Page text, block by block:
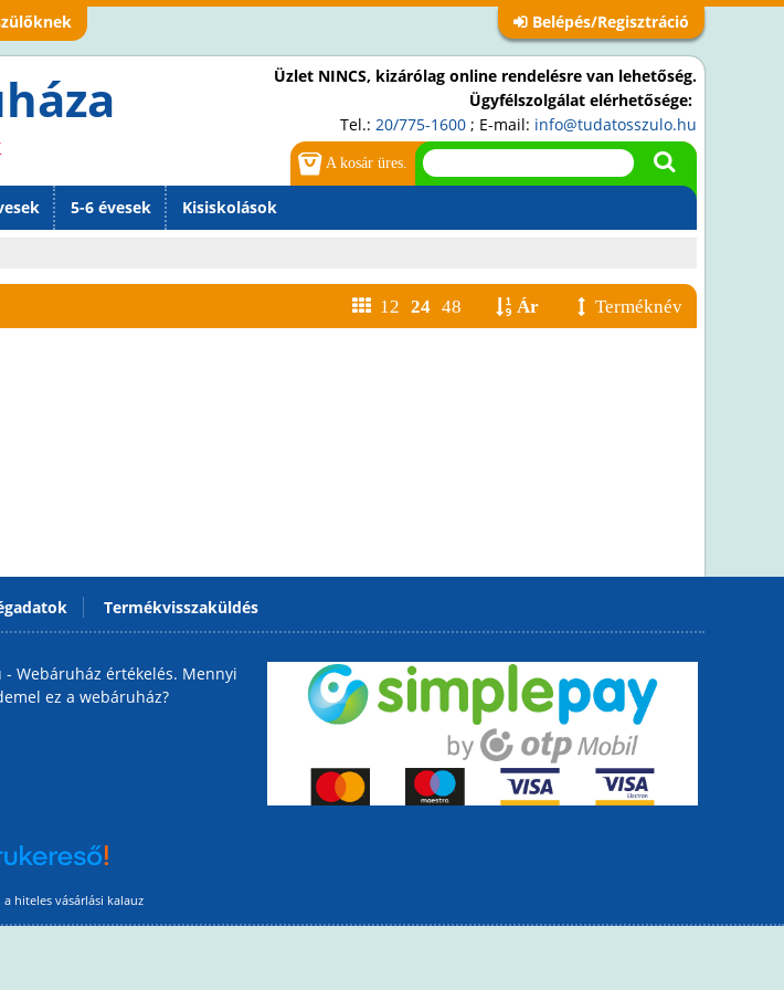
to navigation Belépés/Regisztráció
Üzlet NINCS, kizárólag online rendelésre van lehetőség.
Ügyfélszolgálat elérhetősége:
Tel.: 20/775-1600 ; E-mail: info@tudatosszulo.hu
12 24 48 Ár
Terméknév
A kosár üres.
5-6 évesek Kisiskolások
Termékvisszaküldés
a hiteles vásárlási kalauz